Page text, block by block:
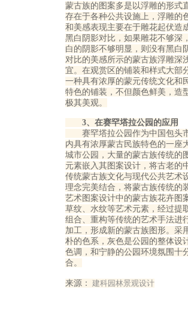
蒙古族的图案多是以浮雕的形式
存在于各种公共设施上，浮雕的
和美感表现主要在于雕花起伏造
黑白阴影对比，如果雕花不够深
白的阴影不够明显，则没有黑白
对比的美感所示的蒙古族浮雕深
宜。在观赏区的铺装和样式大部
一种具有浓厚的蒙元传统文化和
特色的铺装，不但颜色鲜美，造
极其美观。
3、在赛罕塔拉公园的应用
赛罕塔拉公园作为中国包头
内具有浓厚蒙古民族特色的一座
城市公园，大量的蒙古族传统的
元素嵌入其图案设计，将古老的
传统蒙古族文化与现代公共艺术
理念完美结合，将蒙古族传统的
艺术图案设计中的蒙古族花卉图
草纹、水纹等艺术元素，经过提
组合、重构等传统的艺术手法进
加工，形成新的蒙古族图形。采
朴的色系，灰色是公园的整体设
色调，和宁静的公园环境氛围十
合。
来源： 建科园林景观设计